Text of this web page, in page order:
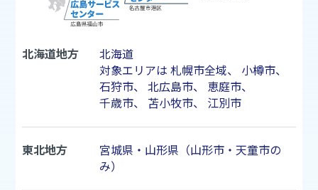
北海道地方
北海道
対象エリアは 札幌市全域、 小樽市、
石狩市、 北広島市、 恵庭市、
千歳市、 苫小牧市、 江別市
東北地方
宮城県・山形県（山形市・天童市の
み）